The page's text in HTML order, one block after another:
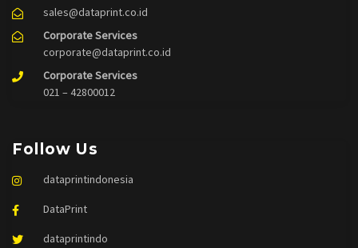
Follow Us
dataprintindonesia
DataPrint
dataprintindo
sales@dataprint.co.id
Corporate Services
corporate@dataprint.co.id
Corporate Services
021 – 42800012